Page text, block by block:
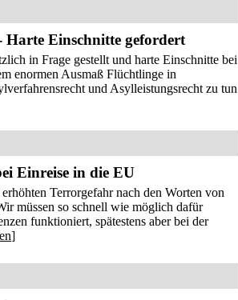
Harte Einschnitte gefordert
in Frage gestellt und harte Einschnitte bei
enormen Ausmaß Flüchtlinge in
und Asylleistungsrecht zu tun
Einreise in die EU
Terrorgefahr nach den Worten von
müssen so schnell wie möglich dafür
funktioniert, spätestens aber bei der
]